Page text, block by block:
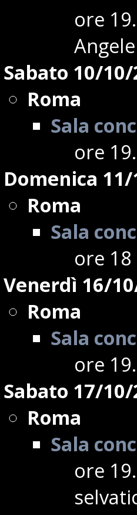
ore
Sabato 10/
Roma
Sala
ore
Domenica
Roma
Sala
ore 18
Venerdì 16/
Roma
Sala
ore
Sabato 17/
Roma
Sala
ore